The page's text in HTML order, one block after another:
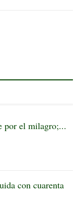
por el milagro;...
con cuarenta